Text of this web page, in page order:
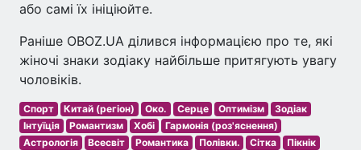
або самі їх ініціюйте.
Раніше OBOZ.UA ділився інформацією про те, які
жіночі знаки зодіаку найбільше притягують увагу
чоловіків.
Спорт Китай (регіон) Око. Серце Оптимізм
Зодіак
Інтуїція
Романтизм Хобі
Гармонія (роз'яснення)
Астрологія
Всесвіт Романтика Полівки. Сітка
Пікнік